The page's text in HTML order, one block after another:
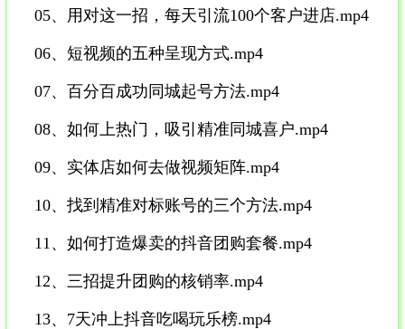
05、用对这一招，每天引流100个客户进店.mp4
06、短视频的五种呈现方式.mp4
07、百分百成功同城起号方法.mp4
08、如何上热门，吸引精准同城喜户.mp4
09、实体店如何去做视频矩阵.mp4
10、找到精准对标账号的三个方法.mp4
11、如何打造爆卖的抖音团购套餐.mp4
12、三招提升团购的核销率.mp4
13、7天冲上抖音吃喝玩乐榜.mp4